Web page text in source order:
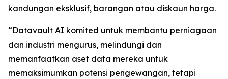
kandungan eksklusif, barangan atau diskaun harga.
“Datavault AI komited untuk membantu perniagaan
dan industri mengurus, melindungi dan
memanfaatkan aset data mereka untuk
memaksimumkan potensi pengewangan, tetapi